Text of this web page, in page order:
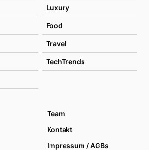
Luxury
Food
Travel
TechTrends
Team
Kontakt
Impressum / AGBs